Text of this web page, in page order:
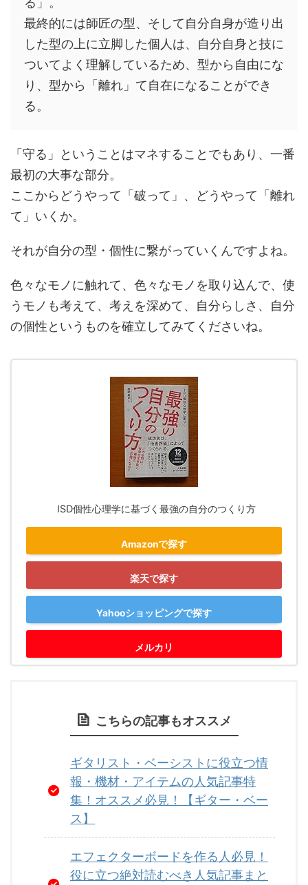
最終的には師匠の型、そして自分自身が造り出
した型の上に立脚した個人は、自分自身と技に
ついてよく理解しているため、型から自由にな
り、型から「離れ」て自在になることができ
る。
「守る」ということはマネすることでもあり、一番
最初の大事な部分。
ここからどうやって「破って」、どうやって「離れ
て」いくか。
それが自分の型・個性に繋がっていくんですよね。
色々なモノに触れて、色々なモノを取り込んで、使
うモノも考えて、考えを深めて、自分らしさ、自分
の個性というものを確立してみてくださいね。
ISD個性心理学に基づく最強の自分のつくり方
Amazonで探す
楽天で探す
Yahooショッピングで探す
メルカリ
こちらの記事もオススメ
ギタリスト・ベーシストに役立つ情
報・機材・アイテムの人気記事特
集！オススメ必見！【ギター・ベー
ス】
エフェクターボードを作る人必見！
役に立つ絶対読むべき人気記事まと